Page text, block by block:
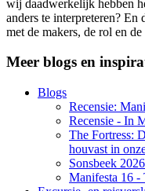
wij daadwerkelijk hebben
anders te interpreteren?
met de makers, de rol en
Meer blogs en
Blogs
Recensie:
Recensie - In
The Fortress:
houvast in
Sonsbeek
Manifesta 16 -